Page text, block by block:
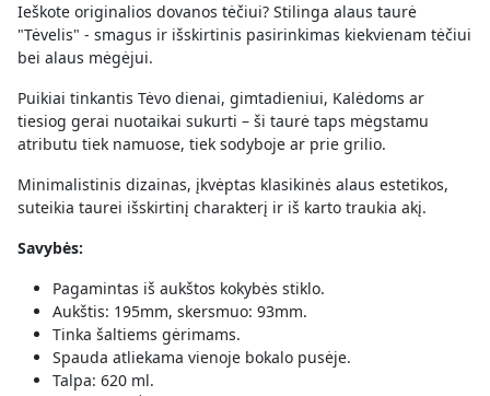
Ieškote originalios dovanos tėčiui? Stilinga alaus taurė
"Tėvelis" - smagus ir išskirtinis pasirinkimas kiekvienam tėčiui
bei alaus mėgėjui.
Puikiai tinkantis Tėvo dienai, gimtadieniui, Kalėdoms ar
tiesiog gerai nuotaikai sukurti – ši taurė taps mėgstamu
atributu tiek namuose, tiek sodyboje ar prie grilio.
Minimalistinis dizainas, įkvėptas klasikinės alaus estetikos,
suteikia taurei išskirtinį charakterį ir iš karto traukia akį.
Savybės:
Pagamintas iš aukštos kokybės stiklo.
Aukštis: 195mm, skersmuo: 93mm.
Tinka šaltiems gėrimams.
Spauda atliekama vienoje bokalo pusėje.
Talpa: 620 ml.